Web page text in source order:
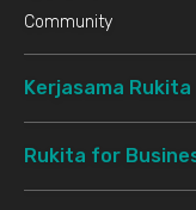
Community
Kerjasama Rukita
Rukita for